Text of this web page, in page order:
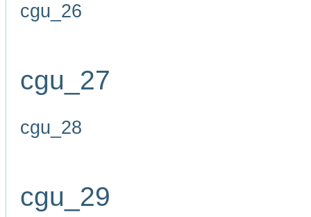
cgu_26
cgu_27
cgu_28
cgu_29